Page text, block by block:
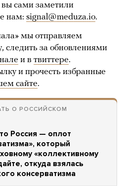
вы сами заметили
нам: signal@meduza.io.
мы отправляем
следить за обновлениями
и в твиттере.
и прочесть избранные
сайте.
О РОССИЙСКОМ
Россия — оплот
который
«коллективному
откуда взялась
консерватизма